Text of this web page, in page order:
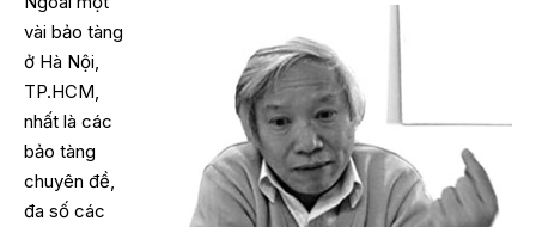
vài bảo tàng
ở Hà Nội,
TP.HCM,
nhất là các
bảo tàng
chuyên đề,
đa số các